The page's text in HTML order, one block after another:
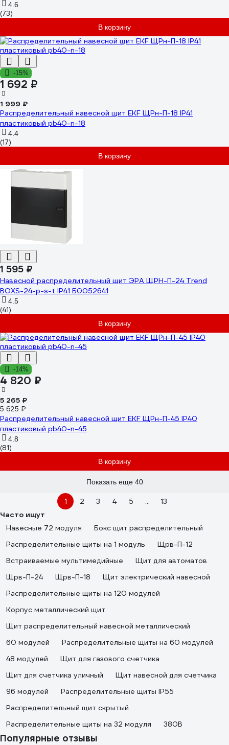
4.6
(73)
В корзину
-15%
1 692 ₽
1 999 ₽
Распределительный навесной щит EKF ЩРн-П-18 IP41
пластиковый pb40-n-18
4.4
(17)
В корзину
1 595 ₽
Навесной распределительный щит ЭРА ЩРН-П-24 Trend
BOXS-24-p-s-t IP41 Б0052641
4.5
(41)
В корзину
-14%
4 820 ₽
5 265 ₽
5 625 ₽
Распределительный навесной щит EKF ЩРн-П-45 IP40
пластиковый pb40-n-45
4.8
(81)
В корзину
Показать еще 40
1 2 3 4 5 ...
13
Часто ищут
Навесные 72 модуля
Бокс щит распределительный
Распределительные щиты на 1 модуль
Щрв-П-12
Встраиваемые мультимедийные
Щит для автоматов
Щрв-П-24
Щрв-П-18
Щит электрический навесной
Распределительные щиты на 120 модулей
Корпус металлический щит
Щит распределительный навесной металлический
60 модулей
Распределительные щиты на 60 модулей
48 модулей
Щит для газового счетчика
Щит для счетчика уличный
Щит навесной для счетчика
96 модулей
Распределительные щиты IP55
Распределительный щит скрытый
Распределительные щиты на 32 модуля
380В
Популярные отзывы